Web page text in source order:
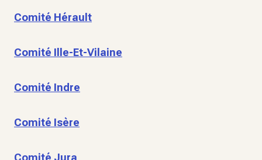
Comité Hérault
Comité Ille-Et-Vilaine
Comité Indre
Comité Isère
Comité Jura